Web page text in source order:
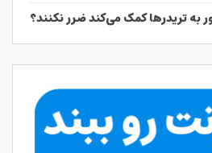
به تریدرها کمک می‌کند ضرر نکنند؟